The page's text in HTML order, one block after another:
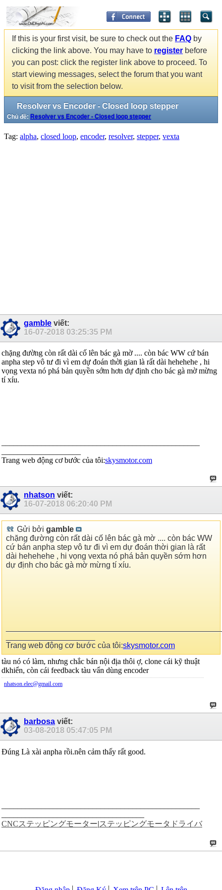
If this is your first visit, be sure to check out the FAQ by
clicking the link above. You may have to register before
you can post: click the register link above to proceed. To
start viewing messages, select the forum that you want
to visit from the selection below.
Resolver vs Encoder - Closed loop stepper
Chủ đề: Resolver vs Encoder - Closed loop stepper
Tag: alpha, closed loop, encoder, resolver, stepper, vexta
gamble viết:
16-07-2018 03:25:35 PM
chặng đường còn rất dài cố lên bác gà mờ .... còn bác WW cứ bán
anpha step vô tư đi vì em dự đoán thời gian là rất dài hehehehe , hi
vọng vexta nó phá bản quyền sớm hơn dự định cho bác gà mờ mừng
tí xíu.
Trang web động cơ bước của tôi:skysmotor.com
nhatson viết:
16-07-2018 06:20:40 PM
Gửi bởi gamble
chặng đường còn rất dài cố lên bác gà mờ .... còn bác WW
cứ bán anpha step vô tư đi vì em dự đoán thời gian là rất
dài hehehehe , hi vọng vexta nó phá bản quyền sớm hơn
dự định cho bác gà mờ mừng tí xíu.
Trang web động cơ bước của tôi:skysmotor.com
tàu nó có làm, nhưng chắc bán nội địa thôi ợ, clone cái kỹ thuật
dkhiển, còn cái feedback tàu vẩn dùng encoder
nhatson.elec@gmail.com
barbosa viết:
03-08-2018 05:47:05 PM
Đúng Là xài anpha rồi.nên cảm thấy rất good.
CNCステッピングモーター|ステッピングモータドライバ